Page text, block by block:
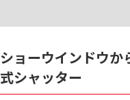
ショーウインドウか
式シャッター